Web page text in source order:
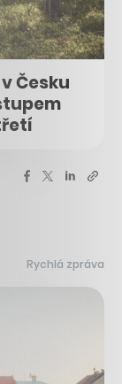
Česku
Rychlá zpráva